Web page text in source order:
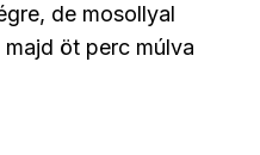
de mosollyal
öt perc múlva